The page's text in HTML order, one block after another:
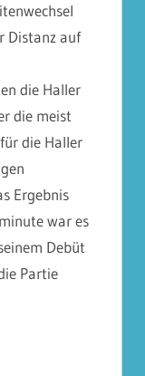
Distanz auf
die Haller
die meist
die Haller
Ergebnis
war es
Debüt
Partie